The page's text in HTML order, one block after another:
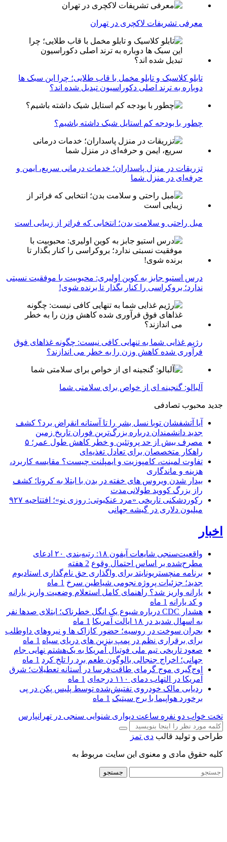
معرفی تشریفات لاکچری در تهران
تابلو کلاسیک و تابلو مخمل با قاب طلایی؛ چرا این سبک ها
دوباره به ترند اصلی دکوراسیون تبدیل شده اند؟
چطور با بودجه کم استایل شیک داشته باشیم؟
تزریقات در منزل پاسداران؛ خدمات درمانی سریع، ایمن و
حرفه‌ای در منزل شما
مبل راحتی و سلامت بدن؛ انتخابی که فراتر از زیبایی است
درس استیو جابز به کوین اولیری: محبوبیت با موفقیت نسبتی
ندارد؛ بروکراسی را کنار بگذار تا برنده شوی!
رژیم غذایی شما به تنهایی کافی نیست: چگونه غذاهای فوق
فرآوری شده کاهش وزن را به خطر می اندازند؟
آلبالو: گنجینه ای از خواص برای سلامتی شما
جدید محبوب تصادفی
آیا آتشفشان توبا نسل بشر را تا آستانه انقراض برد؟ کشف
جدید دانشمندان درباره بزرگ‌ترین فوران تاریخ زمین
مصرف بیش از حد پروتئین و خطر کاهش طول عمر؛ ۵
راهکار متخصصان برای تعادل تغذیه‌ای
تفاوت لمینت، کامپوزیت و ایمپلنت چیست؟ مقایسه کاربرد،
هزینه و ماندگاری
بیدار شدن ویروس‌ های خفته در بدن با ابتلا به کرونا؛ کشف
راز بزرگ کووید طولانی‌مدت
رکوردشکنی تاریخی «مرد عنکبوتی: روزی نو»؛ افتتاحیه ۹۲۷
میلیون دلاری در گیشه جهانی
اخبار
واقعیت‌سنجی شایعات آیفون ۱۸: رتبه‌بندی ۲۰ ادعای
مطرح‌شده بر اساس احتمال وقوع 2 هفته
برنامه منچستریونایتد برای واگذاری حق نام‌گذاری استادیوم
جدید؛ جزئیات پروژه نجومی شیاطین سرخ 1 ماه
یارانه واریز شد؟ راهنمای کامل استعلام وضعیت واریز یارانه
و کد یارانه 1 ماه
هشدار CDC درباره شیوع یک انگل خطرناک؛ ابتلای صدها نفر
به اسهال شدید در ۱۸ ایالت آمریکا
1 ماه
بحران سوخت در روسیه؛ حضور کازاک‌ ها و نیروهای داوطلب
برای برقراری نظم در پمپ بنزین‌ های دریای سیاه 1 ماه
صعود تاریخی تیم ملی فوتبال آمریکا به یک‌هشتم نهایی جام
جهانی؛ اخراج جنجالی بالوگون طعم برد را تلخ کرد 1 ماه
اوج‌گیری موج گرمای طاقت‌فرسا در آستانه تعطیلات؛ شرق
آمریکا در التهاب دمای ۱۱۰ درجه‌ای
1 ماه
ردیابی مالک خودروی تفتیش‌شده توسط پلیس پکن در پی
برخورد هواپیما با برج سیتیک 1 ماه
تخت خواب دو نفره ساعت دیواری شنوایی سنجی در تهرانپارس
طراحی و تولید قالب دی تمز
کلیه حقوق مادی و معنوی این سایت مربوط به
جستجو